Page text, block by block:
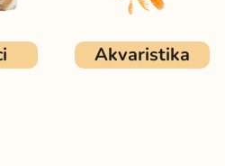
Akvaristika